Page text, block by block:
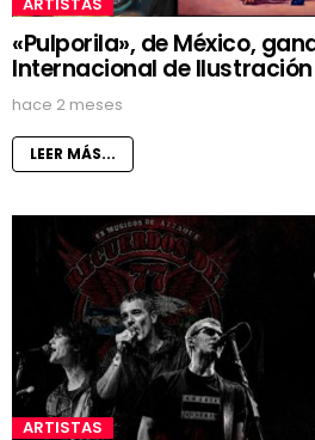
ARTISTAS
«Pulporila», de México,
Internacional de
hace 2 meses
LEER MÁS...
ARTISTAS